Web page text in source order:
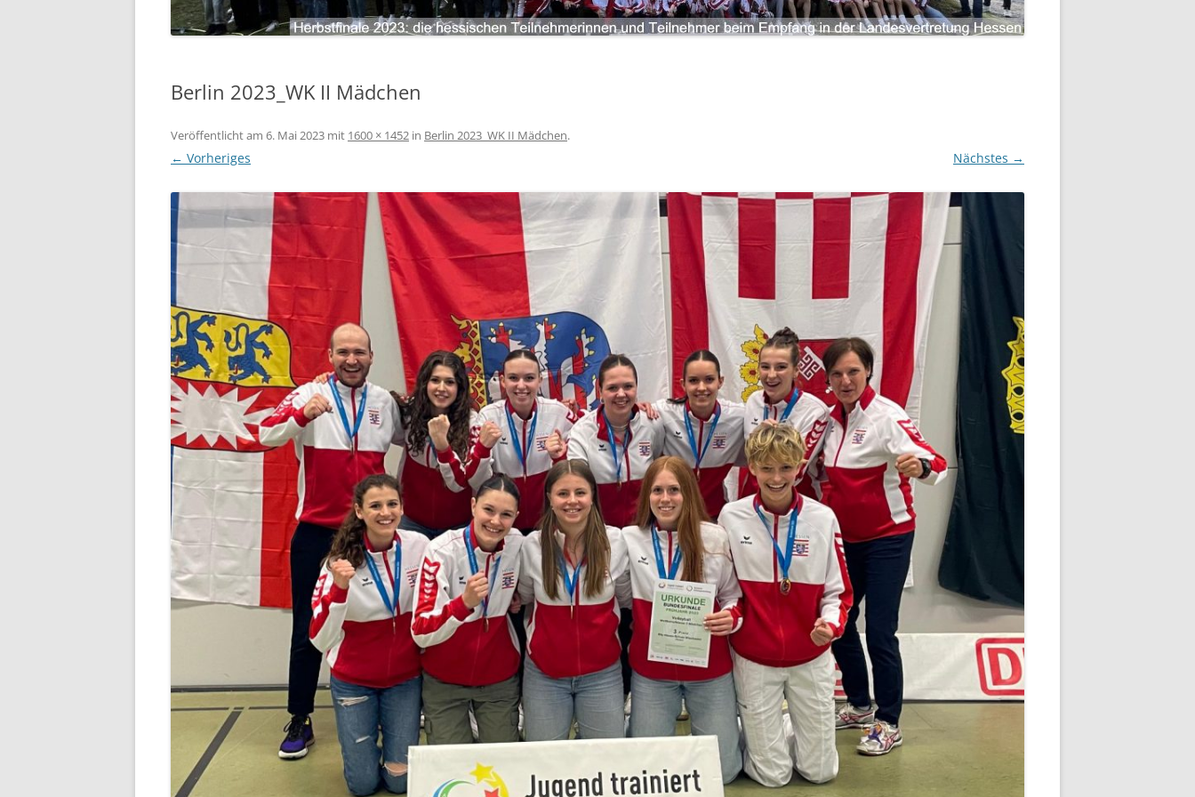
LANDKREIS FULDA
LANDKREIS LIMBURG-WEILBURG
LANDESHAUPTSTADT WIESBADEN
LANDKREIS DARMSTADT-DIEBURG
LANDKREIS BERGSTRASSE
ANMELDEN
Berlin 2023_WK II Mädchen
Veröffentlicht am 6. Mai 2023 mit 1600 × 1452 in Berlin 2023_WK II Mädchen.
← Vorheriges Nächstes →